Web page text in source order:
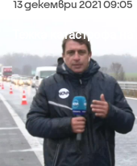
13 декември 2021 09:05